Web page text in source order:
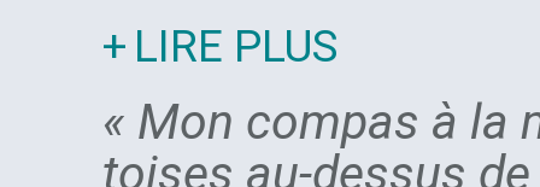
LIRE PLUS
« Mon compas à la
toises au-dessus